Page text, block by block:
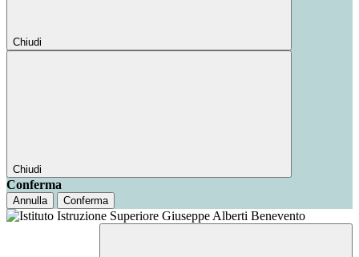
Chiudi
Chiudi
Conferma
Annulla Conferma